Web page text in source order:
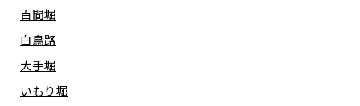
百間堀
白鳥路
大手堀
いもり堀